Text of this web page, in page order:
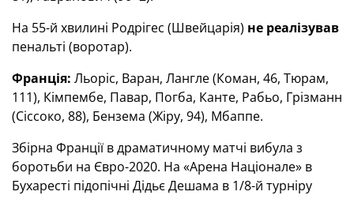
На 55-й хвилині Родрігес (Швейцарія) не реалізував
пенальті (воротар).
Франція: Льоріс, Варан, Лангле (Коман, 46, Тюрам,
111), Кімпембе, Павар, Погба, Канте, Рабьо, Грізманн
(Сіссоко, 88), Бензема (Жіру, 94), Мбаппе.
Збірна Франції в драматичному матчі вибула з
боротьби на Євро-2020. На «Арена Націонале» в
Бухаресті підопічні Дідьє Дешама в 1/8-й турніру